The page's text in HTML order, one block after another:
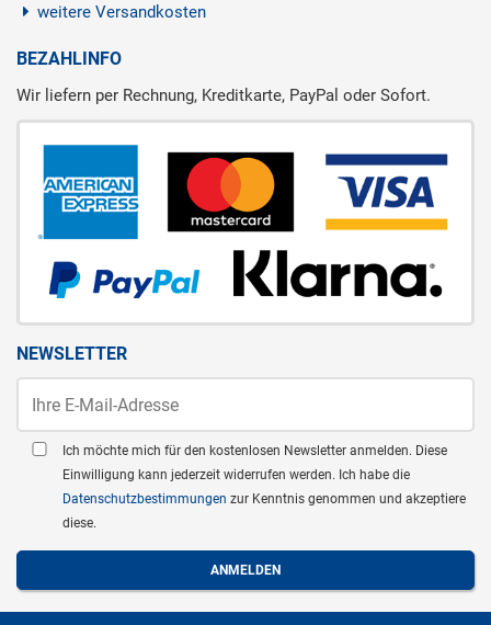
weitere Versandkosten
BEZAHLINFO
Wir liefern per Rechnung, Kreditkarte, PayPal oder Sofort.
NEWSLETTER
Ich möchte mich für den kostenlosen Newsletter anmelden. Diese
Einwilligung kann jederzeit widerrufen werden. Ich habe die
Datenschutzbestimmungen zur Kenntnis genommen und akzeptiere
diese.